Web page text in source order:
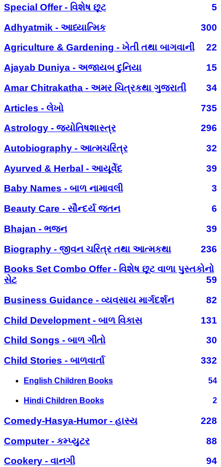
Special Offer - વિશેષ છૂટ
5
Adhyatmik - આધ્યાત્મિક
300
Agriculture & Gardening - ખેતી તથા બાગવાની
22
Ajayab Duniya - અજાયબ દુનિયા
15
Amar Chitrakatha - અમર ચિત્રકથા ગુજરાતી
34
Articles - લેખો
735
Astrology - જ્યોતિષશાસ્ત્ર
296
Autobiography - આત્મચરિત્ર
32
Ayurved & Herbal - આયૂર્વેદ
39
Baby Names - બાળ નામાવલી
3
Beauty Care - સૌન્દર્ય જતન
6
Bhajan - ભજન
39
Biography - જીવન ચરિત્ર તથા આત્મકથા
236
Books Set Combo Offer - વિશેષ છૂટ વાળા પુસ્તકોનો
સેટ
59
Business Guidance - વ્યવસાય માર્ગદર્શન
82
Child Development - બાળ વિકાસ
131
Child Songs - બાળ ગીતો
30
Child Stories - બાળવાર્તા
332
English Children Books 54
Hindi Children Books 2
Comedy-Hasya-Humor - હાસ્ય
228
Computer - કમ્પ્યુટર
88
Cookery - વાનગી
94